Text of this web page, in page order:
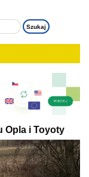
Opla i Toyoty